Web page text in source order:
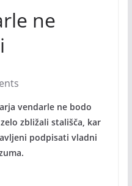
ne
vendarle ne bodo
zbližali stališča, kar
podpisati vladni